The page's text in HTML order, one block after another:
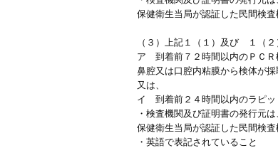
保健衛生当局が認証した民間検
（３）上記１（１）及び １（
ア 到着前７２時間以内のＰＣＲ
鼻腔又は口腔内粘膜から検体が
又は、
イ 到着前２４時間以内のラピッ
・検査機関及び証明書の発行元
保健衛生当局が認証した民間検
・英語で表記されていること